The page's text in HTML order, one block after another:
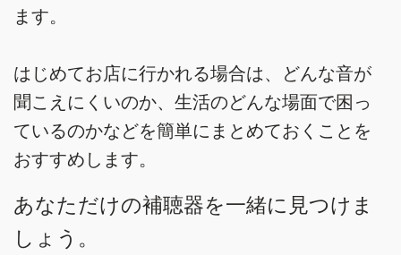
ます。
はじめてお店に行かれる場合は、どんな音が
聞こえにくいのか、生活のどんな場面で困っ
ているのかなどを簡単にまとめておくことを
おすすめします。
あなただけの補聴器を一緒に見つけま
しょう。